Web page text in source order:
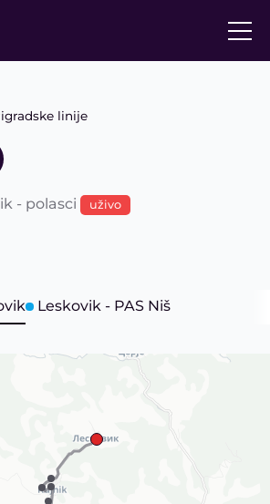
linije
- polasci uživo
Leskovik - PAS Niš